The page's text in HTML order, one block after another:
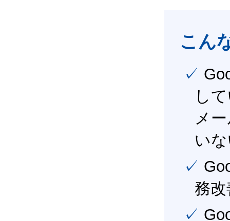
こん
✓ Google Workspace（旧G Suite） を社内で導入
し
メ
い
✓ Google Workspace（旧G Suite） を活用し、業
務
✓ Google Workspace（旧G Suite） を最大限に活